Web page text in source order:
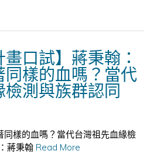
畫口試】蔣秉翰：
樣的血嗎？當代
測與族群認同
同樣的血嗎？當代台灣祖先血緣檢
蔣秉翰 Read More